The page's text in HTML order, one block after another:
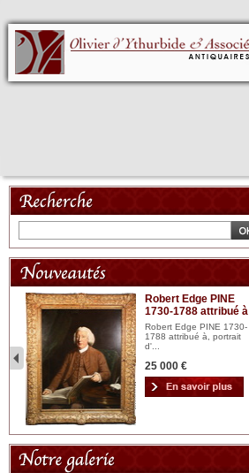
Robert Edge PINE
1730-1788 attribué à
Robert Edge PINE 1730-
1788 attribué à, portrait
d'...
25 000 €